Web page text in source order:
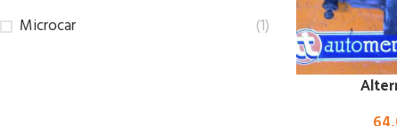
Microcar (1)